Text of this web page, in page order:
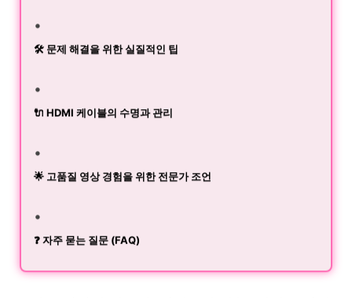
🛠️ 문제 해결을 위한 실질적인 팁
🔌 HDMI 케이블의 수명과 관리
🌟 고품질 영상 경험을 위한 전문가 조언
❓ 자주 묻는 질문 (FAQ)